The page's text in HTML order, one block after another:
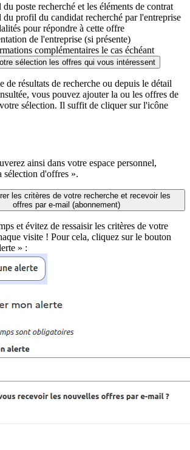
du poste recherché et les éléments de contrat
du profil du candidat recherché par l'entreprise
pour répondre à cette offre
de l'entreprise (si présente)
complémentaires le cas échéant
sélection les offres qui vous intéressent
de résultats de recherche ou depuis le détail
vous pouvez ajouter la ou les offres de
sélection. Il suffit de cliquer sur l'icône
ainsi dans votre espace personnel,
sélection d'offres ».
les critères de votre recherche et recevoir les
offres par e-mail (abonnement)
et évitez de ressaisir les critères de votre
visite ! Pour cela, cliquez sur le bouton
» :